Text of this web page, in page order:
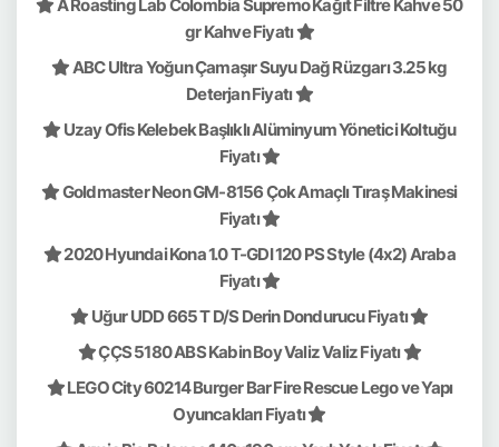
A Roasting Lab Colombia Supremo Kağıt Filtre Kahve 50
gr Kahve Fiyatı
ABC Ultra Yoğun Çamaşır Suyu Dağ Rüzgarı 3.25 kg
Deterjan Fiyatı
Uzay Ofis Kelebek Başlıklı Alüminyum Yönetici Koltuğu
Fiyatı
Goldmaster Neon GM-8156 Çok Amaçlı Tıraş Makinesi
Fiyatı
2020 Hyundai Kona 1.0 T-GDI 120 PS Style (4x2) Araba
Fiyatı
Uğur UDD 665 T D/S Derin Dondurucu Fiyatı
ÇÇS 5180 ABS Kabin Boy Valiz Valiz Fiyatı
LEGO City 60214 Burger Bar Fire Rescue Lego ve Yapı
Oyuncakları Fiyatı